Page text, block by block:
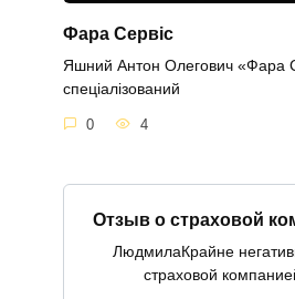
Фара Сервіс
Яшний Антон Олегович «Фара
спеціалізований
0 4
Отзыв о страховой
ЛюдмилаКрайне
страховой